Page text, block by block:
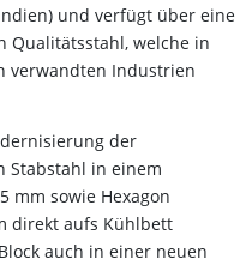
und verfügt über eine
Qualitätsstahl, welche in
verwandten Industrien
der
Stabstahl in einem
mm sowie Hexagon
direkt aufs Kühlbett
auch in einer neuen